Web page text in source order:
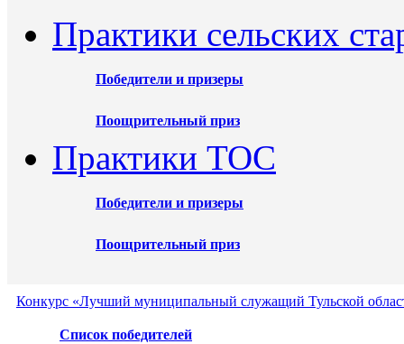
Практики сельских
Победители и призеры
Поощрительный приз
Практики ТОС
Победители и призеры
Поощрительный приз
Конкурс «Лучший муниципальный служащий Тульской
Список победителей